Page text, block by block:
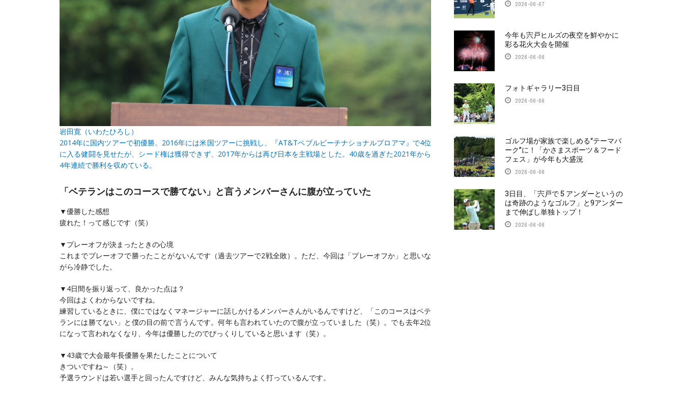
岩田寛（いわたひろし）
2014年に国内ツアーで初優勝。2016年には米国ツアーに挑戦し、『AT&Tペブルビーチナショナルプロアマ』で4位
に入る健闘を見せたが、シード権は獲得できず、2017年からは再び日本を主戦場とした。40歳を過ぎた2021年から
4年連続で勝利を収めている。
「ベテランはこのコースで勝てない」と言うメンバーさんに腹が立っていた
▼優勝した感想
疲れた！って感じです（笑）
▼プレーオフが決まったときの心境
これまでプレーオフで勝ったことがないんです（過去ツアーで2戦全敗）。ただ、今回は「プレーオフか」と思いな
がら冷静でした。
▼4日間を振り返って、良かった点は？
今回はよくわからないですね。
練習しているときに、僕にではなくマネージャーに話しかけるメンバーさんがいるんですけど、「このコースはベテ
ランには勝てない」と僕の目の前で言うんです。何年も言われていたので腹が立っていました（笑）。でも去年2位
になって言われなくなり、今年は優勝したのでびっくりしていると思います（笑）。
▼43歳で大会最年長優勝を果たしたことについて
きついですね～（笑）。
予選ラウンドは若い選手と回ったんですけど、みんな気持ちよく打っているんです。
2026-06-07
今年も宍戸ヒルズの夜空を鮮やかに
彩る花火大会を開催
2026-06-06
フォトギャラリー3日目
2026-06-06
ゴルフ場が家族で楽しめる“テーマパ
ーク”に！「かさまスポーツ＆フード
フェス」が今年も大盛況
2026-06-06
3日目、「宍戸で 5 アンダーというの
は奇跡のようなゴルフ」と9アンダー
まで伸ばし単独トップ！
2026-06-06